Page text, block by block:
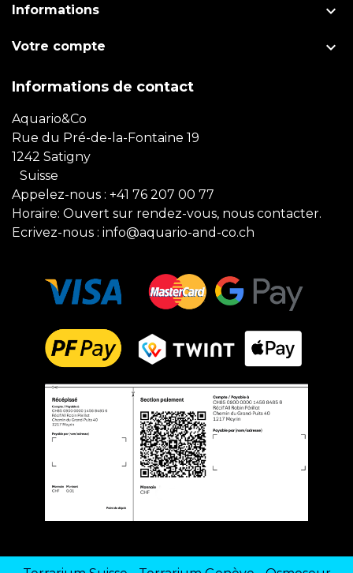
Informations 
Votre compte 
Informations de contact
Aquario&Co
Rue du Pré-de-la-Fontaine 19
1242 Satigny
Suisse
Appelez-nous : +41 76 207 00 77
Horaire: Ouvert sur rendez-vous, nous contacter.
Ecrivez-nous : info@aquario-and-co.ch